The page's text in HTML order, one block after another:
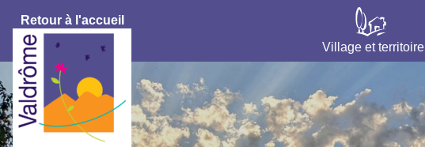
Retour à l'accueil
Village et territoire